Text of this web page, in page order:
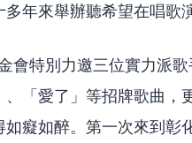
年來舉辦聽希望在唱歌
會特別力邀三位實力派
「愛了」等招牌歌曲，
癡如醉。第一次來到彰